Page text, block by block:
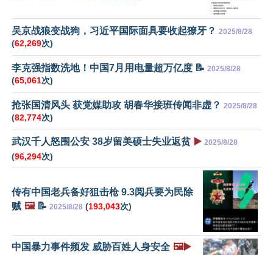
吴京战狼变战狗，习近平国际面具要收起獠牙？ 2025/8/28
(62,269次)
李克强指数洗地！中国7月用电量超万亿度 📝 2025/8/28
(65,061次)
抢张国清风头 获党媒助攻 胡春华接班传闻非虚？ 2025/8/28
(82,774次)
武汉千人怒围公安 38岁留美硕士失业返贫 ▶️ 2025/8/28
(96,294次)
传有中国老兵备好狙击枪 9.3阅兵要为民除
贼 🖼️📝 2025/8/28 (193,043次)
中国暴力事件频发 威胁百姓人身安全 🖼️▶️